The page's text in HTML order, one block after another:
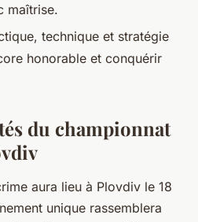
maîtrise.
technique et stratégie
honorable et conquérir
du championnat
aura lieu à Plovdiv le 18
unique rassemblera